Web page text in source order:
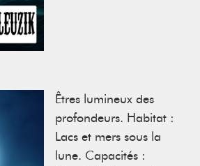
Êtres lumineux des
profondeurs. Habitat :
Lacs et mers sous la
lune. Capacités :